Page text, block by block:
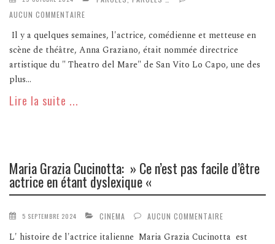
AUCUN COMMENTAIRE
Il y a quelques semaines, l'actrice, comédienne et metteuse en
scène de théâtre, Anna Graziano, était nommée directrice
artistique du " Theatro del Mare" de San Vito Lo Capo, une des
plus...
Lire la suite ...
Maria Grazia Cucinotta: » Ce n’est pas facile d’être
actrice en étant dyslexique «
5 SEPTEMBRE 2024 CINEMA AUCUN COMMENTAIRE
L' histoire de l'actrice italienne Maria Grazia Cucinotta est